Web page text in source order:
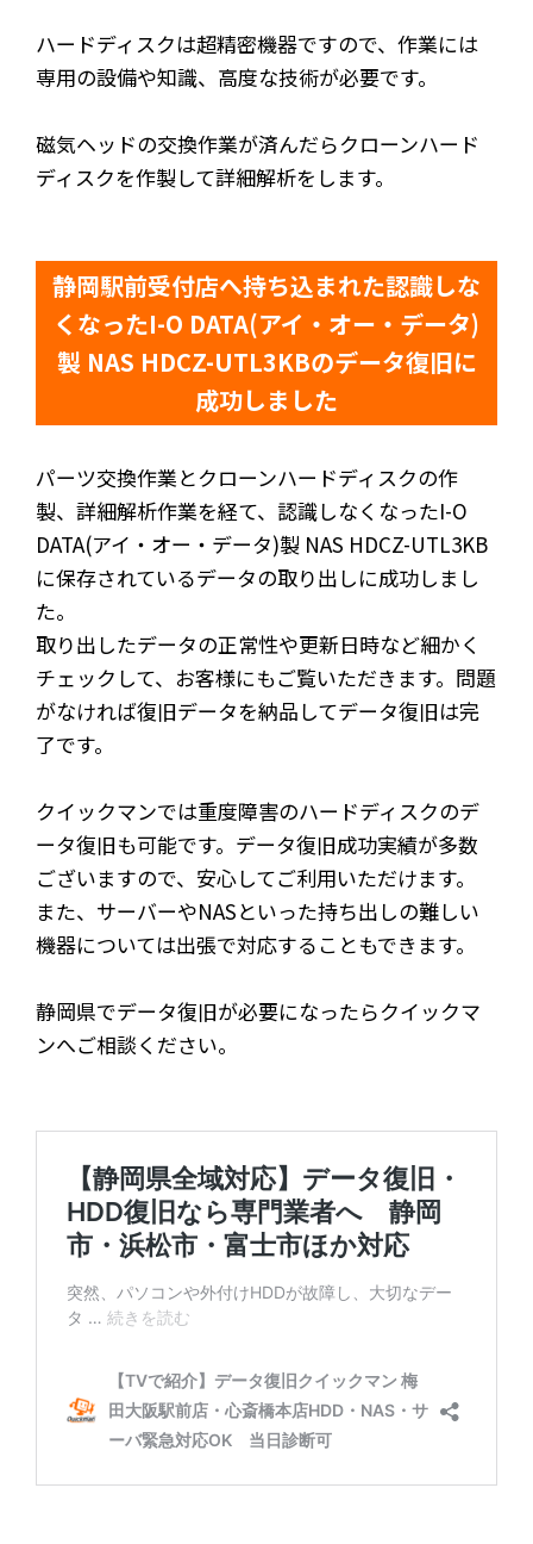
ハードディスクは超精密機器ですので、作業には
専用の設備や知識、高度な技術が必要です。
磁気ヘッドの交換作業が済んだらクローンハード
ディスクを作製して詳細解析をします。
静岡駅前受付店へ持ち込まれた認識しな
くなったI-O DATA(アイ・オー・データ)
製 NAS HDCZ-UTL3KBのデータ復旧に
成功しました
パーツ交換作業とクローンハードディスクの作
製、詳細解析作業を経て、認識しなくなったI-O
DATA(アイ・オー・データ)製 NAS HDCZ-UTL3KB
に保存されているデータの取り出しに成功しまし
た。
取り出したデータの正常性や更新日時など細かく
チェックして、お客様にもご覧いただきます。問題
がなければ復旧データを納品してデータ復旧は完
了です。
クイックマンでは重度障害のハードディスクのデ
ータ復旧も可能です。データ復旧成功実績が多数
ございますので、安心してご利用いただけます。
また、サーバーやNASといった持ち出しの難しい
機器については出張で対応することもできます。
静岡県でデータ復旧が必要になったらクイックマ
ンへご相談ください。